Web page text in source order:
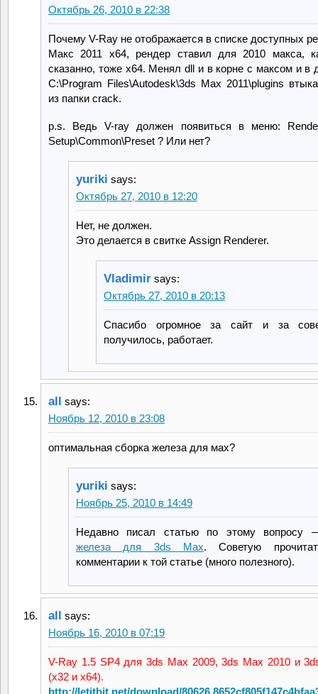
Октябрь 26, 2010 в 22:38
Почему V-Ray не отображается в списке доступных
Макс 2011 х64, рендер ставил для 2010 макса,
сказанно, тоже х64. Менял dll и в корне с максом и в
C:\Program Files\Autodesk\3ds Max 2011\plugins
из папки crack.
p.s. Ведь V-ray должен появиться в меню:
Setup\Common\Preset ? Или нет?
yuriki says:
Октябрь 27, 2010 в 12:20
Нет, не должен.
Это делается в свитке Assign Renderer.
Vladimir says:
Октябрь 27, 2010 в 20:13
Спасибо огромное за сайт и за
получилось, работает.
all says:
Ноябрь 12, 2010 в 23:08
оптимальная сборка железа для мах?
yuriki says:
Ноябрь 25, 2010 в 14:49
Недавно писал статью по этому
железа для 3ds Max. Советую
комментарии к той статье (много полезного).
all says:
Ноябрь 16, 2010 в 07:19
V-Ray 1.5 SP4 для 3ds Max 2009, 3ds Max 2010 и
(x32 и x64).
http://letitbit.net/download/